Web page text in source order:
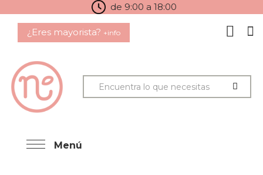
de 9:00 a 18:00
¿Eres mayorista? +info
Menú